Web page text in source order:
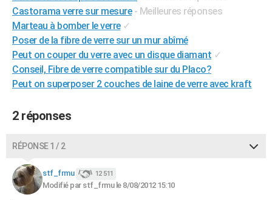
GUIDES D'ACHAT
BONS PLANS
CARTE DE VOEUX
Carte de Noël
Carte Bonne année
Carte Saint-Valentin
Carte Pâques
Carte d'anniversaire
DICTIONNAIRE
Dictionnaire
Biographies
Citations
Expressions
Proverbes
PROGRAMME TV
AVIS DE DÉCÈS
FORUM
Castorama verre sur mesure - Meilleures réponses
Marteau à bomber le verre ✓
Poser de la fibre de verre sur un mur abîmé
Peut on couper du verre avec un disque diamant ✓
Conseil, Fibre de verre compatible sur du Placo?
Peut on superposer 2 couches de laine de verre avec kraft
2 réponses
RÉPONSE 1 / 2
stf_frmu 12 511
Modifié par stf_frmu le 8/08/2012 15:10